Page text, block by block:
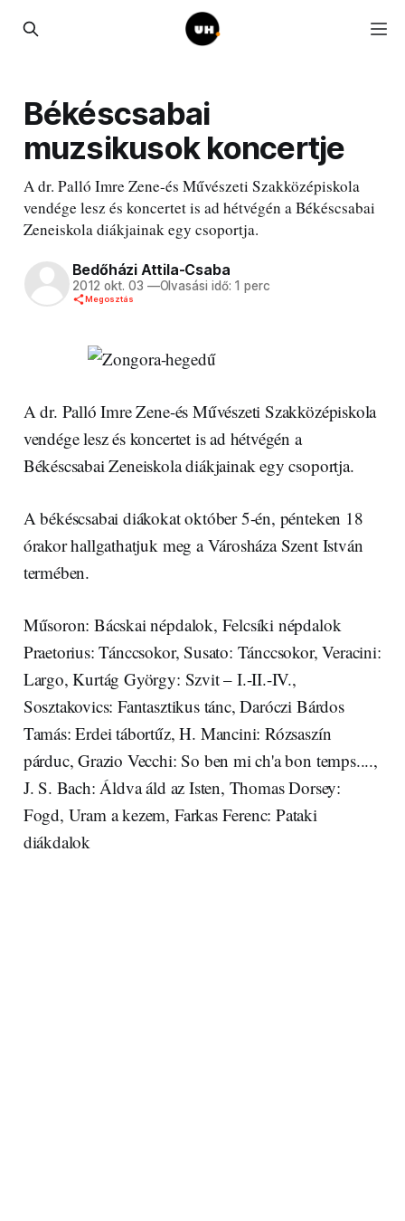
Békéscsabai
muzsikusok koncertje
A dr. Palló Imre Zene-és Művészeti Szakközépiskola
vendége lesz és koncertet is ad hétvégén a Békéscsabai
Zeneiskola diákjainak egy csoportja.
Bedőházi Attila-Csaba
2012 okt. 03 —Olvasási idő: 1 perc
Megosztás
A dr. Palló Imre Zene-és Művészeti Szakközépiskola
vendége lesz és koncertet is ad hétvégén a
Békéscsabai Zeneiskola diákjainak egy csoportja.
A békéscsabai diákokat október 5-én, pénteken 18
órakor hallgathatjuk meg a Városháza Szent István
termében.
Műsoron: Bácskai népdalok, Felcsíki népdalok
Praetorius: Tánccsokor, Susato: Tánccsokor, Veracini:
Largo, Kurtág György: Szvit – I.-II.-IV.,
Sosztakovics: Fantasztikus tánc, Daróczi Bárdos
Tamás: Erdei tábortűz, H. Mancini: Rózsaszín
párduc, Grazio Vecchi: So ben mi ch'a bon temps....,
J. S. Bach: Áldva áld az Isten, Thomas Dorsey:
Fogd, Uram a kezem, Farkas Ferenc: Pataki
diákdalok